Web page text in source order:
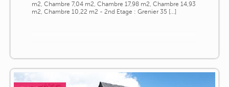
m2, Chambre 7,04 m2, Chambre 17,98 m2, Chambre 14,93
m2, Chambre 10,22 m2 - 2nd Etage : Grenier 35 [...]